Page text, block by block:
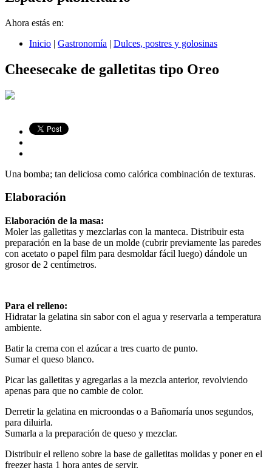
Ahora estás en:
Inicio | Gastronomía | Dulces, postres y golosinas
Cheesecake de galletitas tipo Oreo
Una bomba; tan deliciosa como calórica combinación de texturas.
Elaboración
Elaboración de la masa:
Moler las galletitas y mezclarlas con la manteca. Distribuir esta
preparación en la base de un molde (cubrir previamente las paredes
con acetato o papel film para desmoldar fácil luego) dándole un
grosor de 2 centímetros.
Para el relleno:
Hidratar la gelatina sin sabor con el agua y reservarla a temperatura
ambiente.
Batir la crema con el azúcar a tres cuarto de punto.
Sumar el queso blanco.
Picar las galletitas y agregarlas a la mezcla anterior, revolviendo
apenas para que no cambie de color.
Derretir la gelatina en microondas o a Bañomaría unos segundos,
para diluirla.
Sumarla a la preparación de queso y mezclar.
Distribuir el relleno sobre la base de galletitas molidas y poner en el
freezer hasta 1 hora antes de servir.